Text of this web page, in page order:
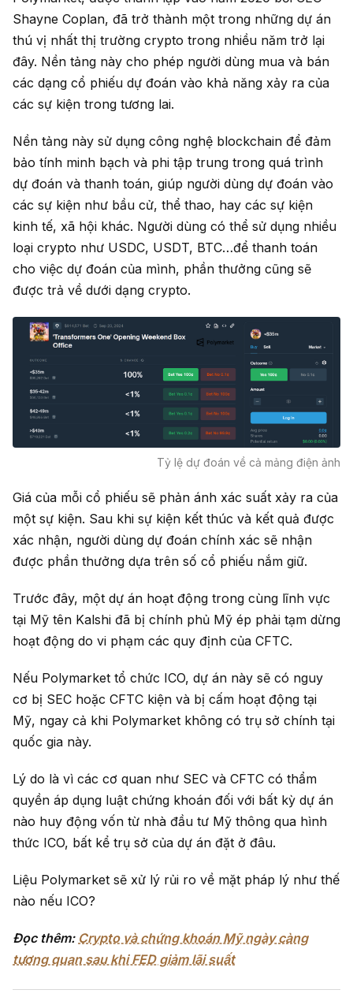
Shayne Coplan, đã trở thành một trong những dự án
thú vị nhất thị trường crypto trong nhiều năm trở lại
đây. Nền tảng này cho phép người dùng mua và bán
các dạng cổ phiếu dự đoán vào khả năng xảy ra của
các sự kiện trong tương lai.
Nền tảng này sử dụng công nghệ blockchain để đảm
bảo tính minh bạch và phi tập trung trong quá trình
dự đoán và thanh toán, giúp người dùng dự đoán vào
các sự kiện như bầu cử, thể thao, hay các sự kiện
kinh tế, xã hội khác. Người dùng có thể sử dụng nhiều
loại crypto như USDC, USDT, BTC…để thanh toán
cho việc dự đoán của mình, phần thưởng cũng sẽ
được trả về dưới dạng crypto.
Tỷ lệ dự đoán về cả mảng điện ảnh
Giá của mỗi cổ phiếu sẽ phản ánh xác suất xảy ra của
một sự kiện. Sau khi sự kiện kết thúc và kết quả được
xác nhận, người dùng dự đoán chính xác sẽ nhận
được phần thưởng dựa trên số cổ phiếu nắm giữ.
Trước đây, một dự án hoạt động trong cùng lĩnh vực
tại Mỹ tên Kalshi đã bị chính phủ Mỹ ép phải tạm dừng
hoạt động do vi phạm các quy định của CFTC.
Nếu Polymarket tổ chức ICO, dự án này sẽ có nguy
cơ bị SEC hoặc CFTC kiện và bị cấm hoạt động tại
Mỹ, ngay cả khi Polymarket không có trụ sở chính tại
quốc gia này.
Lý do là vì các cơ quan như SEC và CFTC có thẩm
quyền áp dụng luật chứng khoán đối với bất kỳ dự án
nào huy động vốn từ nhà đầu tư Mỹ thông qua hình
thức ICO, bất kể trụ sở của dự án đặt ở đâu.
Liệu Polymarket sẽ xử lý rủi ro về mặt pháp lý như thế
nào nếu ICO?
Đọc thêm: Crypto và chứng khoán Mỹ ngày càng
tương quan sau khi FED giảm lãi suất